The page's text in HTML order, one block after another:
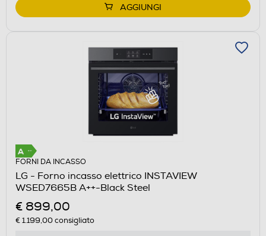
AGGIUNGI
FORNI DA INCASSO
LG - Forno incasso elettrico INSTAVIEW
WSED7665B A++-Black Steel
€ 899,00
€ 1.199,00consigliato